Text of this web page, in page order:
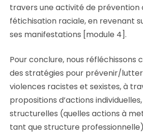
travers une activité de prévention
fétichisation raciale, en revenant
ses manifestations [module 4].
Pour conclure, nous réfléchissons
des stratégies pour prévenir/
violences racistes et sexistes, à
propositions d’actions
structurelles (quelles actions à
tant que structure